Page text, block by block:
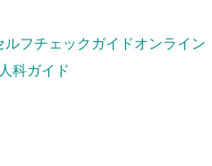
フチェックガイドオンライン
科ガイド